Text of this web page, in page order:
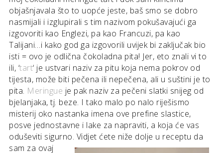
objašnjavala što to uopće jeste, baš smo se dobro
nasmijali i izglupirali s tim nazivom pokušavajući ga
izgovoriti kao Englezi, pa kao Francuzi, pa kao
Talijani…i kako god ga izgovorili uvijek bi zaključak bio
isti = ovo je odlična čokoladna pita! Jer, eto znali vi to
ili, ‘tart‘ je ustvari naziv za pitu koja nema pokrov od
tijesta, može biti pečena ili nepečena, ali u suštini je to
pita. Meringue je pak naziv za pečeni slatki snijeg od
bjelanjaka, tj. beze. I tako malo po nalo riješismo
misterij oko nastanka imena ove prefine slastice,
posve jednostavne i lake za napraviti, a koja će vas
oduševiti sigurno. Vidjet ćete niže dolje u receptu da
sam za ovaj